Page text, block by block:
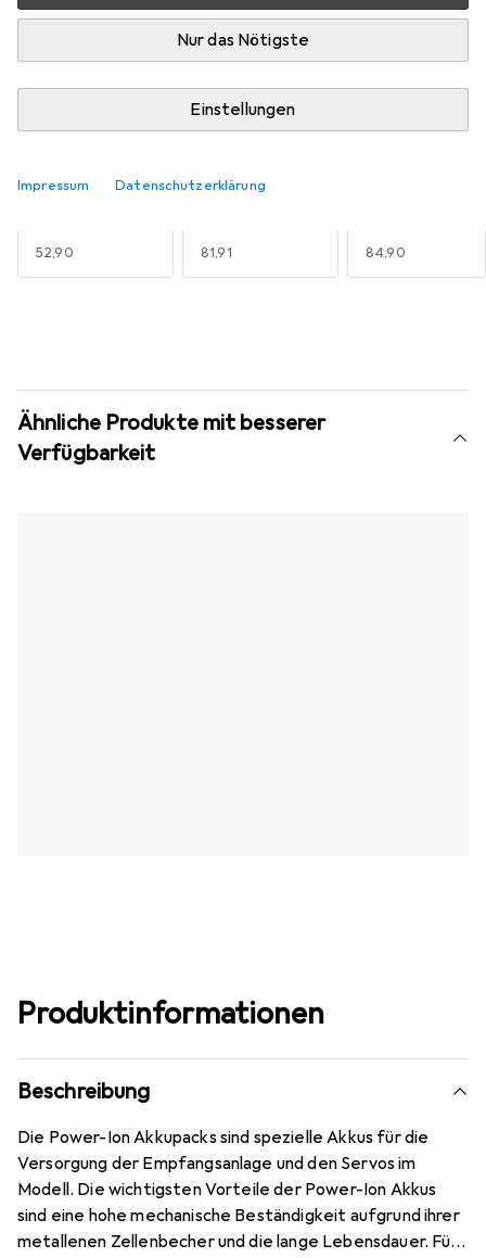
Nur das Nötigste
Einstellungen
Impressum Datenschutzerklärung
Vergleichen
Kostenloser Versand ab 30,– i
EUR
52,90 EUR
81,91 EUR
84,90
Ähnliche Produkte mit besserer
Verfügbarkeit
Produktinformationen
Beschreibung
Die Power-Ion Akkupacks sind spezielle Akkus für die
Versorgung der Empfangsanlage und den Servos im
Modell. Die wichtigsten Vorteile der Power-Ion Akkus
sind eine hohe mechanische Beständigkeit aufgrund ihrer
metallenen Zellenbecher und die lange Lebensdauer. Für